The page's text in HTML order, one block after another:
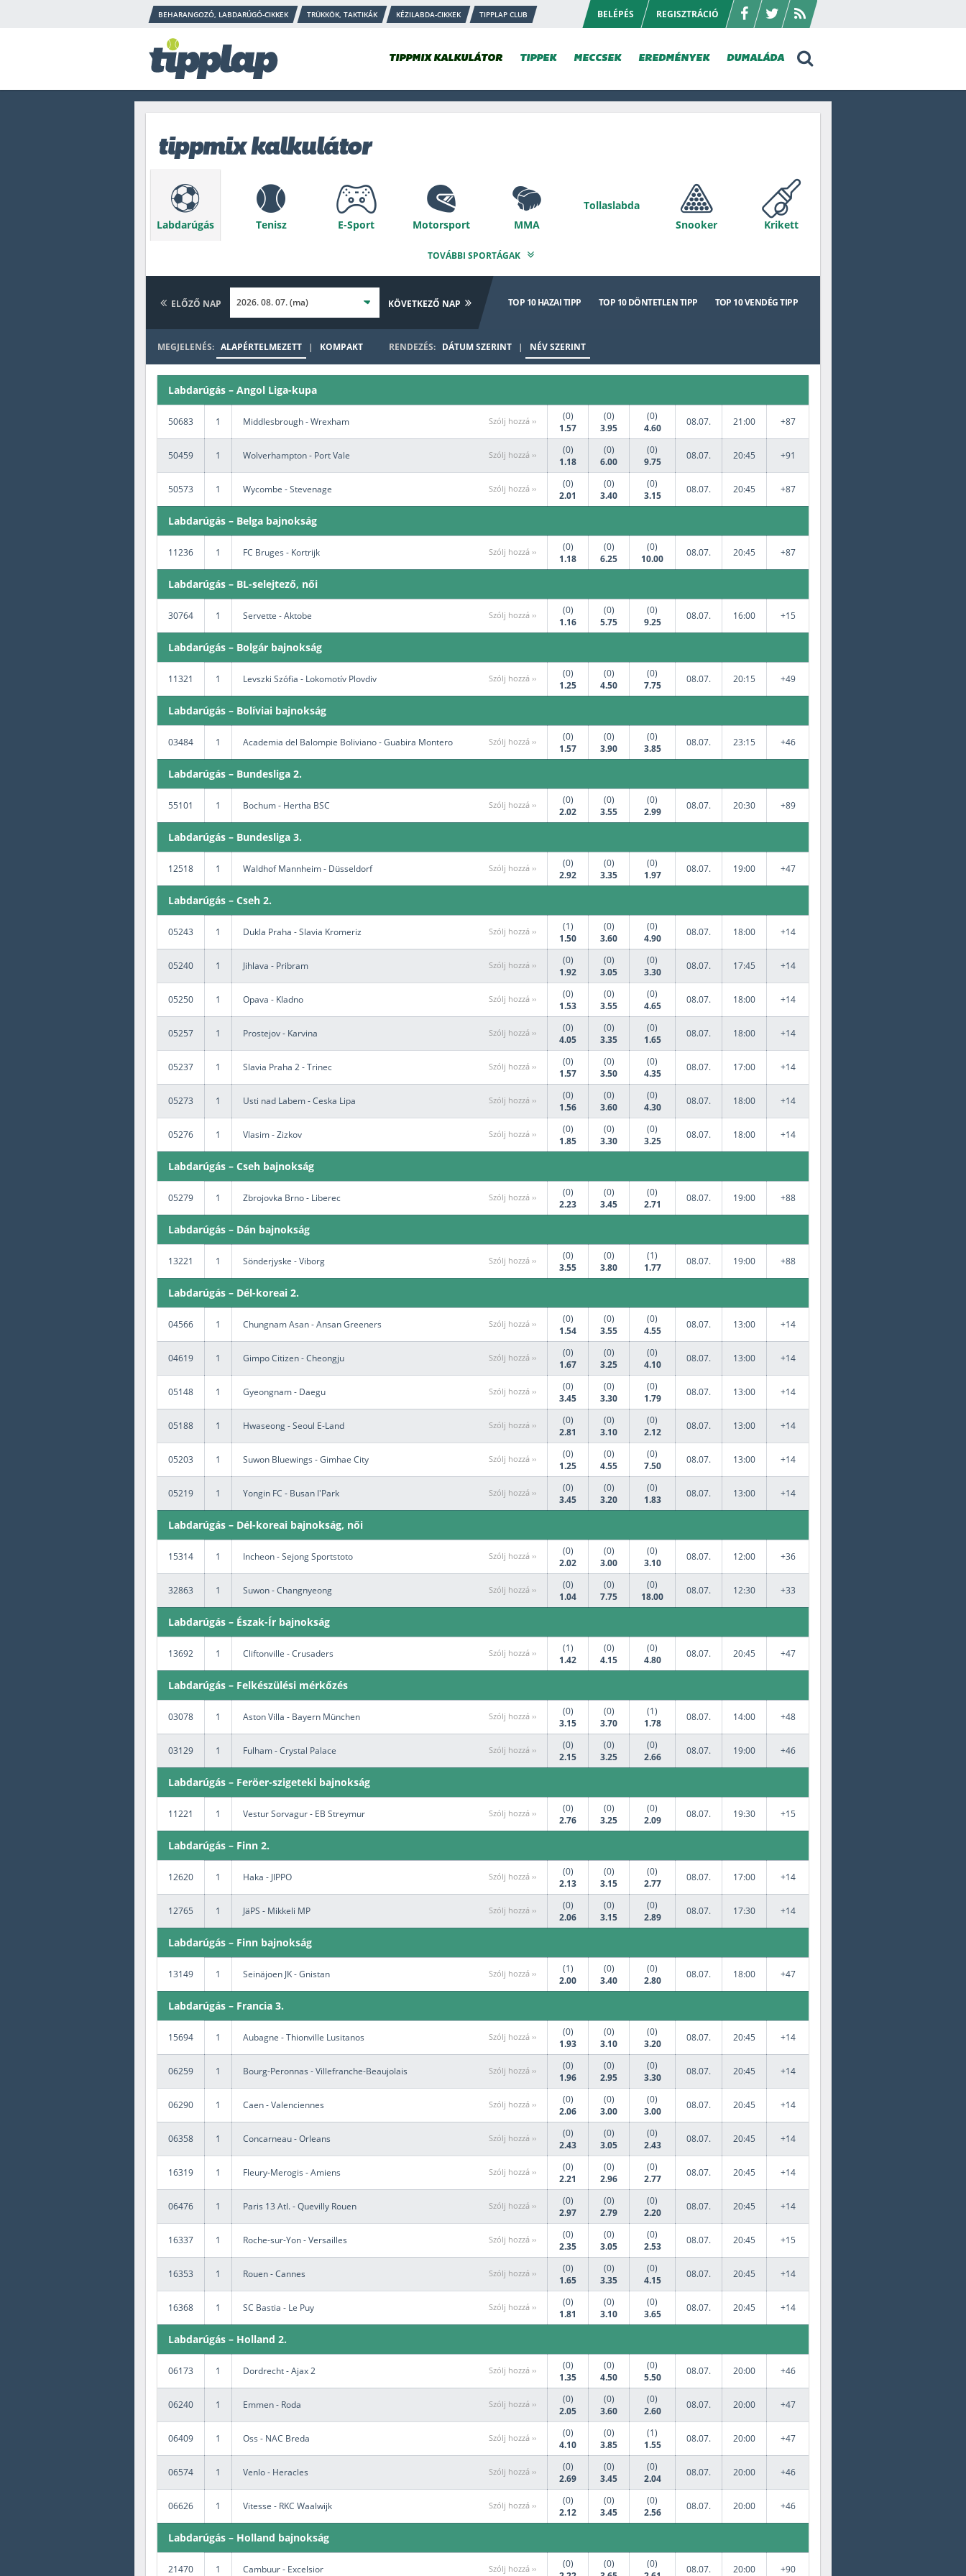
BEHARANGOZÓ, LABDARÚGÓ-CIKKEK TRÜKKÖK, TAKTIKÁK KÉZILABDA-CIKKEK TIPPLAP CLUB BELÉPÉS REGISZTRÁCIÓ
TIPPMIX KALKULÁTOR TIPPEK MECCSEK EREDMÉNYEK DUMALÁDA
tippmix kalkulátor
Labdarúgás Tenisz E-Sport Motorsport MMA
Tollaslabda
Snooker
Krikett
Baseball Asztalitenisz
Kosárlabda
Aussie Rules
Golf
Amerikai foci Kerékpár Gyeplabda Rögbi
3x3 Kosárlabda
Jégkorong
TOVÁBBI SPORTÁGAK
ELŐZŐ NAP KÖVETKEZŐ NAP TOP 10HAZAI TIPP TOP 10DÖNTETLEN TIPP TOP 10VENDÉG TIPP
MEGJELENÉS: ALAPÉRTELMEZETT | KOMPAKT RENDEZÉS: DÁTUM SZERINT | NÉV SZERINT
Labdarúgás – Angol Liga-kupa
50683 1 Middlesbrough - Wrexham Szólj hozzá ››
(0)
1.57
(0)
3.95
(0)
4.60
08.07. 21:00 +87
50459 1 Wolverhampton - Port Vale Szólj hozzá ››
(0)
1.18
(0)
6.00
(0)
9.75
08.07. 20:45 +91
50573 1 Wycombe - Stevenage Szólj hozzá ››
(0)
2.01
(0)
3.40
(0)
3.15
08.07. 20:45 +87
Labdarúgás – Belga bajnokság
11236 1 FC Bruges - Kortrijk Szólj hozzá ››
(0)
1.18
(0)
6.25
(0)
10.00
08.07. 20:45 +87
Labdarúgás – BL-selejtező, női
30764 1 Servette - Aktobe Szólj hozzá ››
(0)
1.16
(0)
5.75
(0)
9.25
08.07. 16:00 +15
Labdarúgás – Bolgár bajnokság
11321 1 Levszki Szófia - Lokomotív Plovdiv Szólj hozzá ››
(0)
1.25
(0)
4.50
(0)
7.75
08.07. 20:15 +49
Labdarúgás – Bolíviai bajnokság
03484 1 Academia del Balompie Boliviano - Guabira Montero Szólj hozzá ››
(0)
1.57
(0)
3.90
(0)
3.85
08.07. 23:15 +46
Labdarúgás – Bundesliga 2.
55101 1 Bochum - Hertha BSC Szólj hozzá ››
(0)
2.02
(0)
3.55
(0)
2.99
08.07. 20:30 +89
Labdarúgás – Bundesliga 3.
12518 1 Waldhof Mannheim - Düsseldorf Szólj hozzá ››
(0)
2.92
(0)
3.35
(0)
1.97
08.07. 19:00 +47
Labdarúgás – Cseh 2.
05243 1 Dukla Praha - Slavia Kromeriz Szólj hozzá ››
(1)
1.50
(0)
3.60
(0)
4.90
08.07. 18:00 +14
05240 1 Jihlava - Pribram Szólj hozzá ››
(0)
1.92
(0)
3.05
(0)
3.30
08.07. 17:45 +14
05250 1 Opava - Kladno Szólj hozzá ››
(0)
1.53
(0)
3.55
(0)
4.65
08.07. 18:00 +14
05257 1 Prostejov - Karvina Szólj hozzá ››
(0)
4.05
(0)
3.35
(0)
1.65
08.07. 18:00 +14
05237 1 Slavia Praha 2 - Trinec Szólj hozzá ››
(0)
1.57
(0)
3.50
(0)
4.35
08.07. 17:00 +14
05273 1 Usti nad Labem - Ceska Lipa Szólj hozzá ››
(0)
1.56
(0)
3.60
(0)
4.30
08.07. 18:00 +14
05276 1 Vlasim - Zizkov Szólj hozzá ››
(0)
1.85
(0)
3.30
(0)
3.25
08.07. 18:00 +14
Labdarúgás – Cseh bajnokság
05279 1 Zbrojovka Brno - Liberec Szólj hozzá ››
(0)
2.23
(0)
3.45
(0)
2.71
08.07. 19:00 +88
Labdarúgás – Dán bajnokság
13221 1 Sönderjyske - Viborg Szólj hozzá ››
(0)
3.55
(0)
3.80
(1)
1.77
08.07. 19:00 +88
Labdarúgás – Dél-koreai 2.
04566 1 Chungnam Asan - Ansan Greeners Szólj hozzá ››
(0)
1.54
(0)
3.55
(0)
4.55
08.07. 13:00 +14
04619 1 Gimpo Citizen - Cheongju Szólj hozzá ››
(0)
1.67
(0)
3.25
(0)
4.10
08.07. 13:00 +14
05148 1 Gyeongnam - Daegu Szólj hozzá ››
(0)
3.45
(0)
3.30
(0)
1.79
08.07. 13:00 +14
05188 1 Hwaseong - Seoul E-Land Szólj hozzá ››
(0)
2.81
(0)
3.10
(0)
2.12
08.07. 13:00 +14
05203 1 Suwon Bluewings - Gimhae City Szólj hozzá ››
(0)
1.25
(0)
4.55
(0)
7.50
08.07. 13:00 +14
05219 1 Yongin FC - Busan I'Park Szólj hozzá ››
(0)
3.45
(0)
3.20
(0)
1.83
08.07. 13:00 +14
Labdarúgás – Dél-koreai bajnokság, női
15314 1 Incheon - Sejong Sportstoto Szólj hozzá ››
(0)
2.02
(0)
3.00
(0)
3.10
08.07. 12:00 +36
32863 1 Suwon - Changnyeong Szólj hozzá ››
(0)
1.04
(0)
7.75
(0)
18.00
08.07. 12:30 +33
Labdarúgás – Észak-Ír bajnokság
13692 1 Cliftonville - Crusaders Szólj hozzá ››
(1)
1.42
(0)
4.15
(0)
4.80
08.07. 20:45 +47
Labdarúgás – Felkészülési mérkőzés
03078 1 Aston Villa - Bayern München Szólj hozzá ››
(0)
3.15
(0)
3.70
(1)
1.78
08.07. 14:00 +48
03129 1 Fulham - Crystal Palace Szólj hozzá ››
(0)
2.15
(0)
3.25
(0)
2.66
08.07. 19:00 +46
Labdarúgás – Feröer-szigeteki bajnokság
11221 1 Vestur Sorvagur - EB Streymur Szólj hozzá ››
(0)
2.76
(0)
3.25
(0)
2.09
08.07. 19:30 +15
Labdarúgás – Finn 2.
12620 1 Haka - JIPPO Szólj hozzá ››
(0)
2.13
(0)
3.15
(0)
2.77
08.07. 17:00 +14
12765 1 JäPS - Mikkeli MP Szólj hozzá ››
(0)
2.06
(0)
3.15
(0)
2.89
08.07. 17:30 +14
Labdarúgás – Finn bajnokság
13149 1 Seinäjoen JK - Gnistan Szólj hozzá ››
(1)
2.00
(0)
3.40
(0)
2.80
08.07. 18:00 +47
Labdarúgás – Francia 3.
15694 1 Aubagne - Thionville Lusitanos Szólj hozzá ››
(0)
1.93
(0)
3.10
(0)
3.20
08.07. 20:45 +14
06259 1 Bourg-Peronnas - Villefranche-Beaujolais Szólj hozzá ››
(0)
1.96
(0)
2.95
(0)
3.30
08.07. 20:45 +14
06290 1 Caen - Valenciennes Szólj hozzá ››
(0)
2.06
(0)
3.00
(0)
3.00
08.07. 20:45 +14
06358 1 Concarneau - Orleans Szólj hozzá ››
(0)
2.43
(0)
3.05
(0)
2.43
08.07. 20:45 +14
16319 1 Fleury-Merogis - Amiens Szólj hozzá ››
(0)
2.21
(0)
2.96
(0)
2.77
08.07. 20:45 +14
06476 1 Paris 13 Atl. - Quevilly Rouen Szólj hozzá ››
(0)
2.97
(0)
2.79
(0)
2.20
08.07. 20:45 +14
16337 1 Roche-sur-Yon - Versailles Szólj hozzá ››
(0)
2.35
(0)
3.05
(0)
2.53
08.07. 20:45 +15
16353 1 Rouen - Cannes Szólj hozzá ››
(0)
1.65
(0)
3.35
(0)
4.15
08.07. 20:45 +14
16368 1 SC Bastia - Le Puy Szólj hozzá ››
(0)
1.81
(0)
3.10
(0)
3.65
08.07. 20:45 +14
Labdarúgás – Holland 2.
06173 1 Dordrecht - Ajax 2 Szólj hozzá ››
(0)
1.35
(0)
4.50
(0)
5.50
08.07. 20:00 +46
06240 1 Emmen - Roda Szólj hozzá ››
(0)
2.05
(0)
3.60
(0)
2.60
08.07. 20:00 +47
06409 1 Oss - NAC Breda Szólj hozzá ››
(0)
4.10
(0)
3.85
(1)
1.55
08.07. 20:00 +47
06574 1 Venlo - Heracles Szólj hozzá ››
(0)
2.69
(0)
3.45
(0)
2.04
08.07. 20:00 +46
06626 1 Vitesse - RKC Waalwijk Szólj hozzá ››
(0)
2.12
(0)
3.45
(0)
2.56
08.07. 20:00 +46
Labdarúgás – Holland bajnokság
21470 1 Cambuur - Excelsior Szólj hozzá ››
(0)
(0)
(0)
08.07. 20:00 +90